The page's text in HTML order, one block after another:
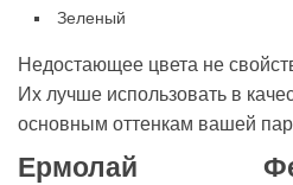
Зеленый
Недостающее цвета не
Их лучше использовать в
основным оттенкам вашей
Ермолай